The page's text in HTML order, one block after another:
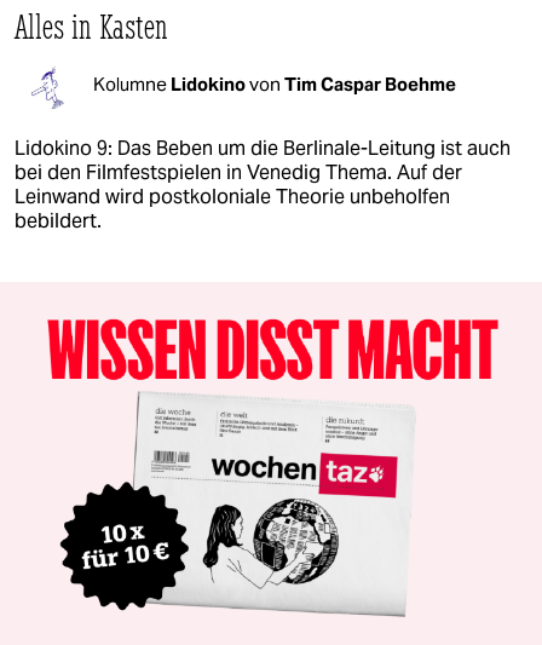
Alles in Kasten
Kolumne Lidokinovon Tim Caspar Boehme
Lidokino 9: Das Beben um die Berlinale-Leitung ist auch
bei den Filmfestspielen in Venedig Thema. Auf der
Leinwand wird postkoloniale Theorie unbeholfen
bebildert.